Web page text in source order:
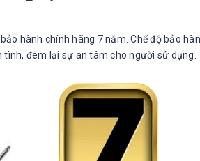
hành chính hãng 7 năm. Chế độ bảo
đem lại sự an tâm cho người sử dụng.